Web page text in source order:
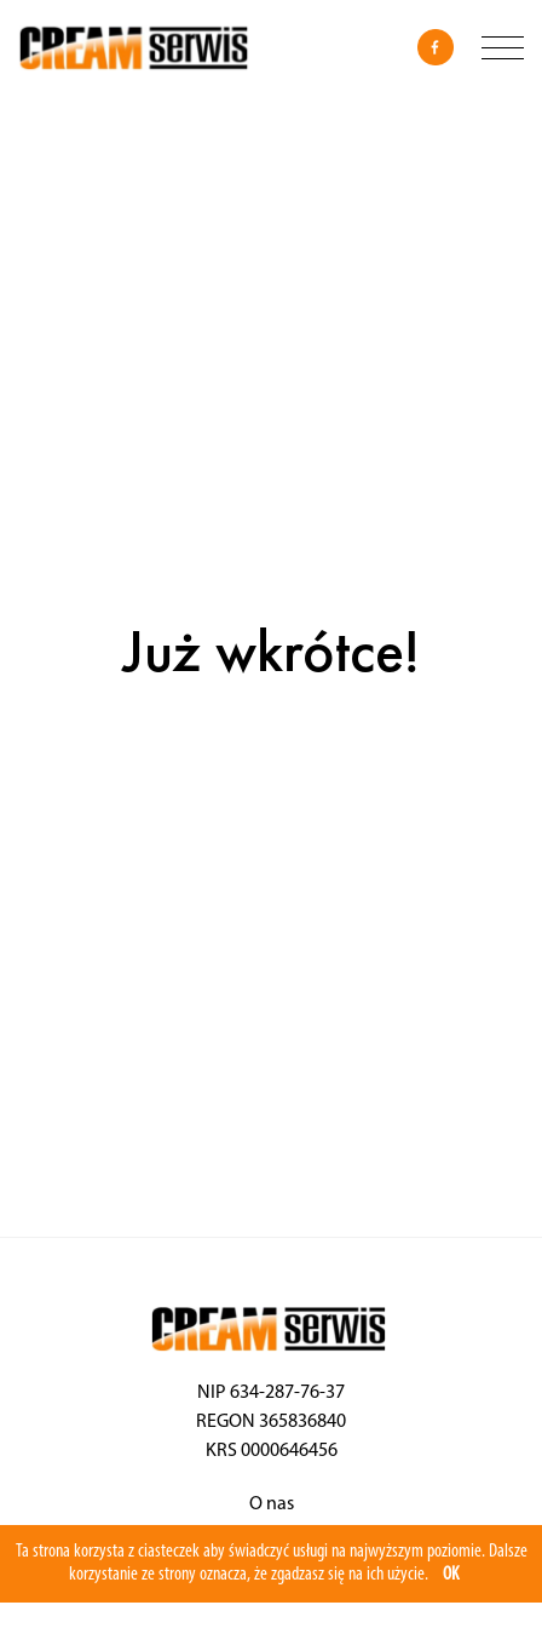
Już wkrótce!
NIP 634-287-76-37
REGON 365836840
KRS 0000646456
O nas
Serwis
Ta strona korzysta z ciasteczek aby świadczyć usługi na najwyższym poziomie. Dalsze
korzystanie ze strony oznacza, że zgadzasz się na ich użycie.
OK